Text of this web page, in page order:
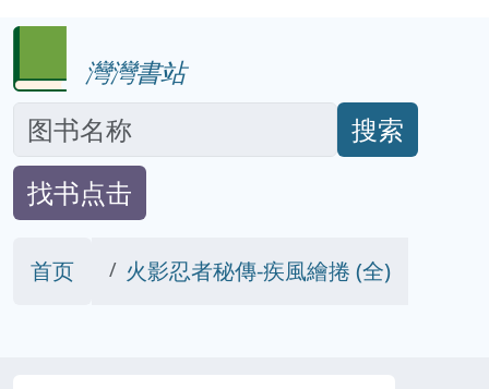
灣灣書站
搜索
找书点击
首页 火影忍者秘傳-疾風繪捲 (全)